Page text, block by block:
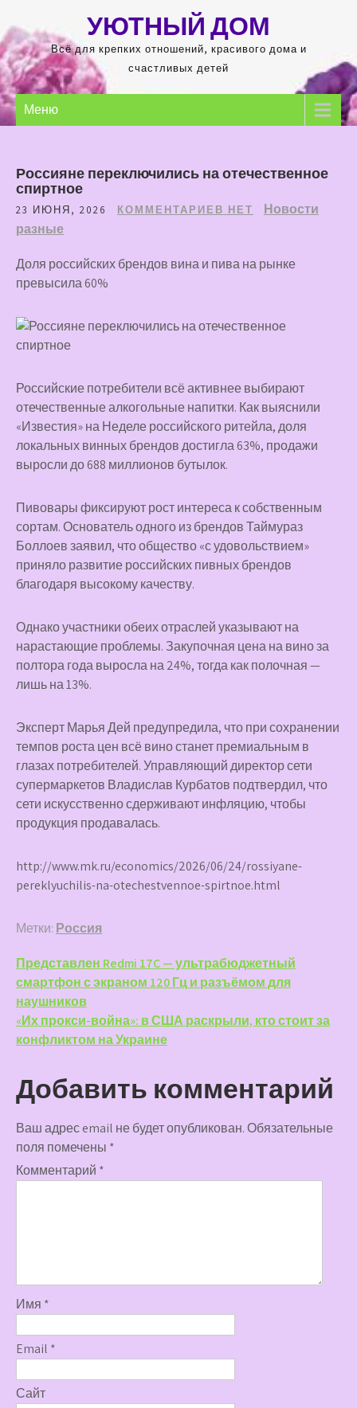
содержимому
УЮТНЫЙ ДОМ
Всё для крепких отношений, красивого дома и
счастливых детей
Меню
Россияне переключились на отечественное
спиртное
23 ИЮНЯ, 2026 КОММЕНТАРИЕВ НЕТ
Новости
разные
Доля российских брендов вина и пива на рынке
превысила 60%
Российские потребители всё активнее выбирают
отечественные алкогольные напитки. Как выяснили
«Известия» на Неделе российского ритейла, доля
локальных винных брендов достигла 63%, продажи
выросли до 688 миллионов бутылок.
Пивовары фиксируют рост интереса к собственным
сортам. Основатель одного из брендов Таймураз
Боллоев заявил, что общество «с удовольствием»
приняло развитие российских пивных брендов
благодаря высокому качеству.
Однако участники обеих отраслей указывают на
нарастающие проблемы. Закупочная цена на вино за
полтора года выросла на 24%, тогда как полочная —
лишь на 13%.
Эксперт Марья Дей предупредила, что при сохранении
темпов роста цен всё вино станет премиальным в
глазах потребителей. Управляющий директор сети
супермаркетов Владислав Курбатов подтвердил, что
сети искусственно сдерживают инфляцию, чтобы
продукция продавалась.
http://www.mk.ru/economics/2026/06/24/rossiyane-
pereklyuchilis-na-otechestvennoe-spirtnoe.html
Метки: Россия
Навигация
по
записям
Представлен Redmi 17C — ультрабюджетный
смартфон с экраном 120 Гц и разъёмом для
наушников
«Их прокси-война»: в США раскрыли, кто стоит за
конфликтом на Украине
Добавить комментарий
Ваш адрес email не будет опубликован.Обязательные
поля помечены *
Комментарий *
Имя *
Email *
Сайт